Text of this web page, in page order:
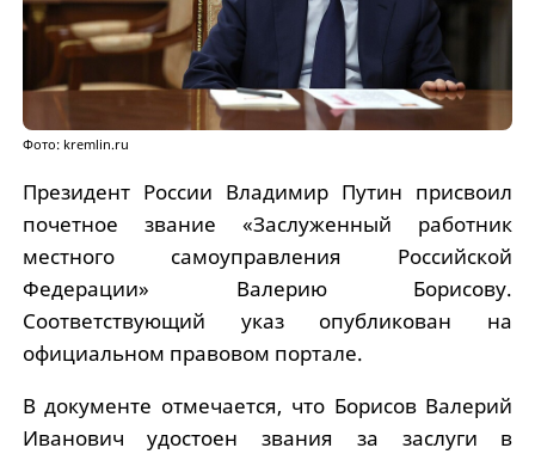
Фото: kremlin.ru
Президент России Владимир Путин присвоил
почетное звание «Заслуженный работник
местного самоуправления Российской
Федерации» Валерию Борисову.
Соответствующий указ опубликован на
официальном правовом портале.
В документе отмечается, что Борисов Валерий
Иванович удостоен звания за заслуги в